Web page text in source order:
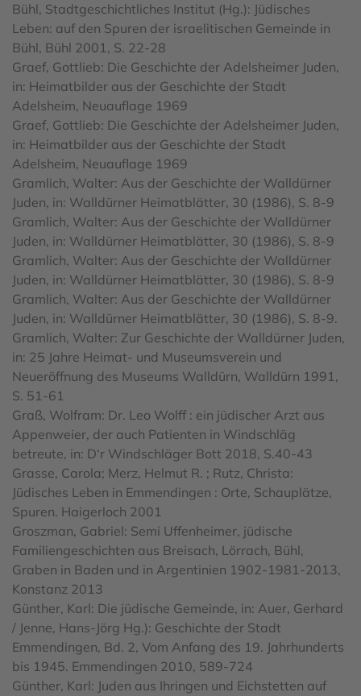
Bühl, Stadtgeschichtliches Institut (Hg.): Jüdisches
Leben: auf den Spuren der israelitischen Gemeinde in
Bühl, Bühl 2001, S. 22-28
Graef, Gottlieb: Die Geschichte der Adelsheimer Juden,
in: Heimatbilder aus der Geschichte der Stadt
Adelsheim, Neuauflage 1969
Graef, Gottlieb: Die Geschichte der Adelsheimer Juden,
in: Heimatbilder aus der Geschichte der Stadt
Adelsheim, Neuauflage 1969
Gramlich, Walter: Aus der Geschichte der Walldürner
Juden, in: Walldürner Heimatblätter, 30 (1986), S. 8-9
Gramlich, Walter: Aus der Geschichte der Walldürner
Juden, in: Walldürner Heimatblätter, 30 (1986), S. 8-9
Gramlich, Walter: Aus der Geschichte der Walldürner
Juden, in: Walldürner Heimatblätter, 30 (1986), S. 8-9
Gramlich, Walter: Aus der Geschichte der Walldürner
Juden, in: Walldürner Heimatblätter, 30 (1986), S. 8-9.
Gramlich, Walter: Zur Geschichte der Walldürner Juden,
in: 25 Jahre Heimat- und Museumsverein und
Neueröffnung des Museums Walldürn, Walldürn 1991,
S. 51-61
Graß, Wolfram: Dr. Leo Wolff : ein jüdischer Arzt aus
Appenweier, der auch Patienten in Windschläg
betreute, in: D‘r Windschläger Bott 2018, S.40-43
Grasse, Carola; Merz, Helmut R. ; Rutz, Christa:
Jüdisches Leben in Emmendingen : Orte, Schauplätze,
Spuren. Haigerloch 2001
Groszman, Gabriel: Semi Uffenheimer, jüdische
Familiengeschichten aus Breisach, Lörrach, Bühl,
Graben in Baden und in Argentinien 1902-1981-2013,
Konstanz 2013
Günther, Karl: Die jüdische Gemeinde, in: Auer, Gerhard
/ Jenne, Hans-Jörg Hg.): Geschichte der Stadt
Emmendingen, Bd. 2, Vom Anfang des 19. Jahrhunderts
bis 1945. Emmendingen 2010, 589-724
Günther, Karl: Juden aus Ihringen und Eichstetten auf